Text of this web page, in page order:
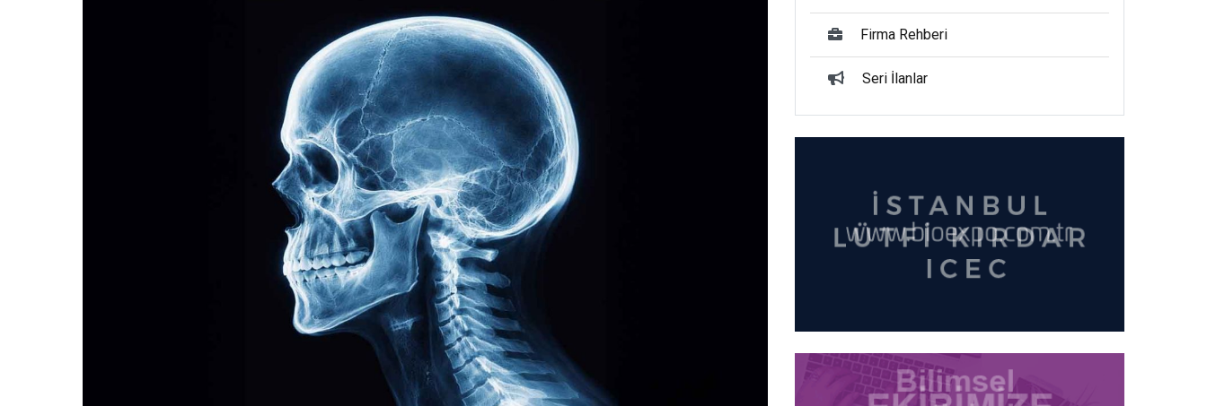
Firma Rehberi
Seri İlanlar